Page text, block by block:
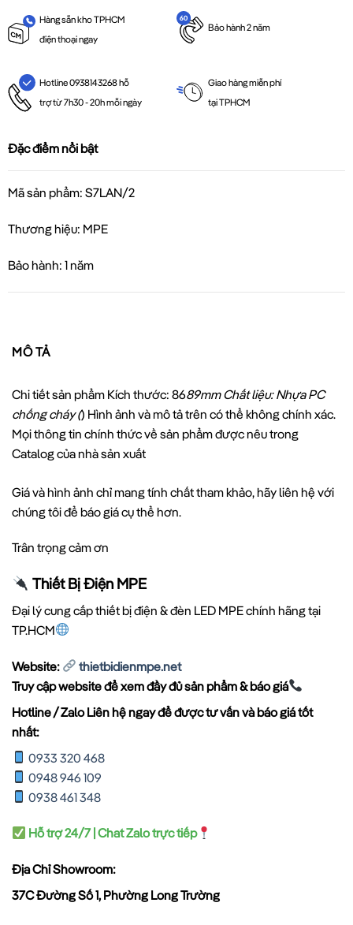
Hàng sẵn kho TPHCM
điện thoại ngay
Bảo hành 2 năm
Hotline 0938143268 hỗ
trợ từ 7h30 - 20h mỗi ngày
Giao hàng miễn phí
tại TPHCM
Đặc điểm nổi bật
Mã sản phẩm: S7LAN/2
Thương hiệu: MPE
Bảo hành: 1 năm
MÔ TẢ
Chi tiết sản phẩm Kích thước: 8689mm Chất liệu: Nhựa PC
chống cháy () Hình ảnh và mô tả trên có thể không chính xác.
Mọi thông tin chính thức về sản phẩm được nêu trong
Catalog của nhà sản xuất
Giá và hình ảnh chỉ mang tính chất tham khảo, hãy liên hệ với
chúng tôi để báo giá cụ thể hơn.
Trân trọng cảm ơn
Thiết Bị Điện MPE
Đại lý cung cấp thiết bị điện & đèn LED MPE chính hãng tại
TP.HCM
Website:
thietbidienmpe.net
Truy cập website để xem đầy đủ sản phẩm & báo giá
Hotline / Zalo Liên hệ ngay để được tư vấn và báo giá tốt
nhất:
0933 320 468
0948 946 109
0938 461 348
Hỗ trợ 24/7 | Chat Zalo trực tiếp
Địa Chỉ Showroom:
37C Đường Số 1, Phường Long Trường